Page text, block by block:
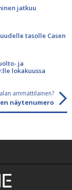
jatkuu
tasolle Casen
ja
lokakuussa
ammattilainen?
näytenumero